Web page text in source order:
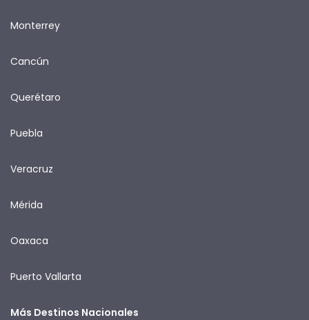
Monterrey
Cancún
Querétaro
Puebla
Veracruz
Mérida
Oaxaca
Puerto Vallarta
Más Destinos Nacionales